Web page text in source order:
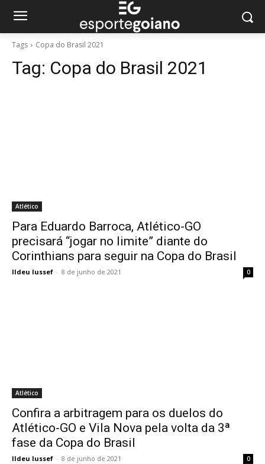
Tags Copa do Brasil 2021
Tag: Copa do Brasil 2021
Atlético
Para Eduardo Barroca, Atlético-GO
precisará “jogar no limite” diante do
Corinthians para seguir na Copa do Brasil
Ildeu Iussef - 8 de junho de 2021 0
Atlético
Confira a arbitragem para os duelos do
Atlético-GO e Vila Nova pela volta da 3ª
fase da Copa do Brasil
Ildeu Iussef - 8 de junho de 2021 0